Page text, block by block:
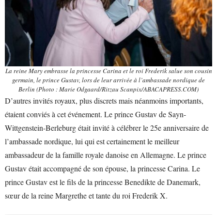
La reine Mary embrasse la princesse Carina et le roi Frederik salue son cousin
germain, le prince Gustav, lors de leur arrivée à l’ambassade nordique de
Berlin (Photo : Marie Odgaard/Ritzau Scanpix/ABACAPRESS.COM)
D’autres invités royaux, plus discrets mais néanmoins importants,
étaient conviés à cet événement. Le prince Gustav de Sayn-
Wittgenstein-Berleburg était invité à célébrer le 25e anniversaire de
l’ambassade nordique, lui qui est certainement le meilleur
ambassadeur de la famille royale danoise en Allemagne. Le prince
Gustav était accompagné de son épouse, la princesse Carina. Le
prince Gustav est le fils de la princesse Benedikte de Danemark,
sœur de la reine Margrethe et tante du roi Frederik X.